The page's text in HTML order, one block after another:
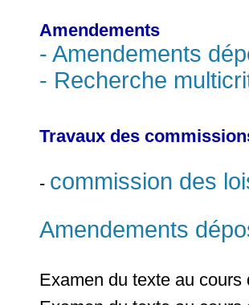
Amendements
- Amendements
- Recherche
Travaux des
- commission des
Amendements
Examen du texte au